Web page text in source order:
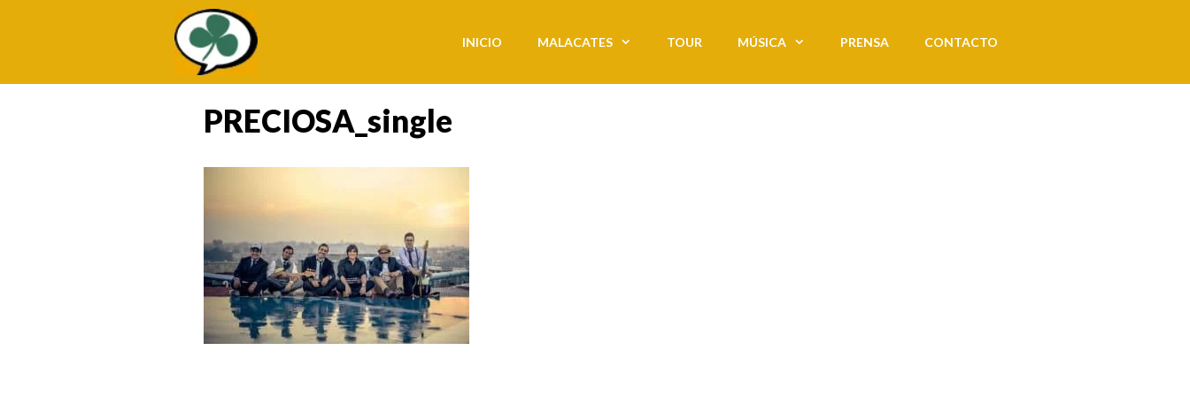
INICIO MALACATES TOUR MÚSICA PRENSA CONTACTO
PRECIOSA_single